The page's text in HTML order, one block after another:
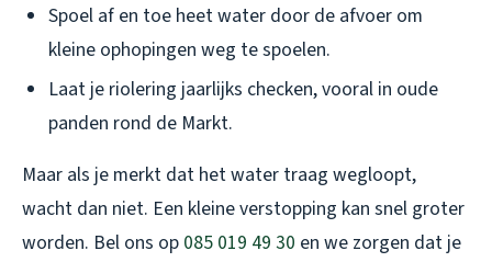
Spoel af en toe heet water door de afvoer om
kleine ophopingen weg te spoelen.
Laat je riolering jaarlijks checken, vooral in oude
panden rond de Markt.
Maar als je merkt dat het water traag wegloopt,
wacht dan niet. Een kleine verstopping kan snel groter
worden. Bel ons op 085 019 49 30 en we zorgen dat je